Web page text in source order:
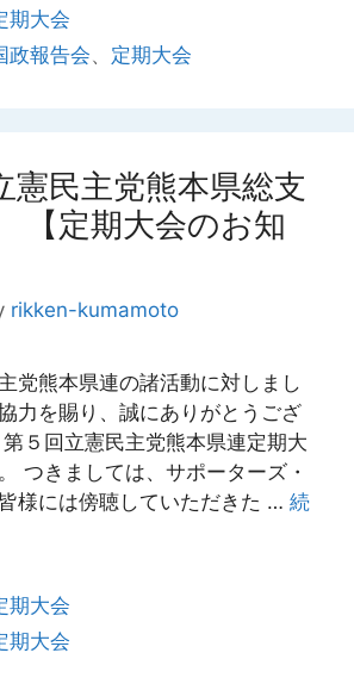
期大会
政報告会、 定期大会
憲民主党熊本県総支
【定期大会のお知
rikken-kumamoto
党熊本県連の諸活動に対しまし
力を賜り、誠にありがとうござ
５回立憲民主党熊本県連定期大
つきましては、サポーターズ・
様には傍聴していただきた … 続
期大会
期大会